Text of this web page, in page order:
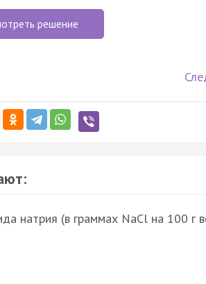
решение
натрия (в граммах NaCl на 100 г